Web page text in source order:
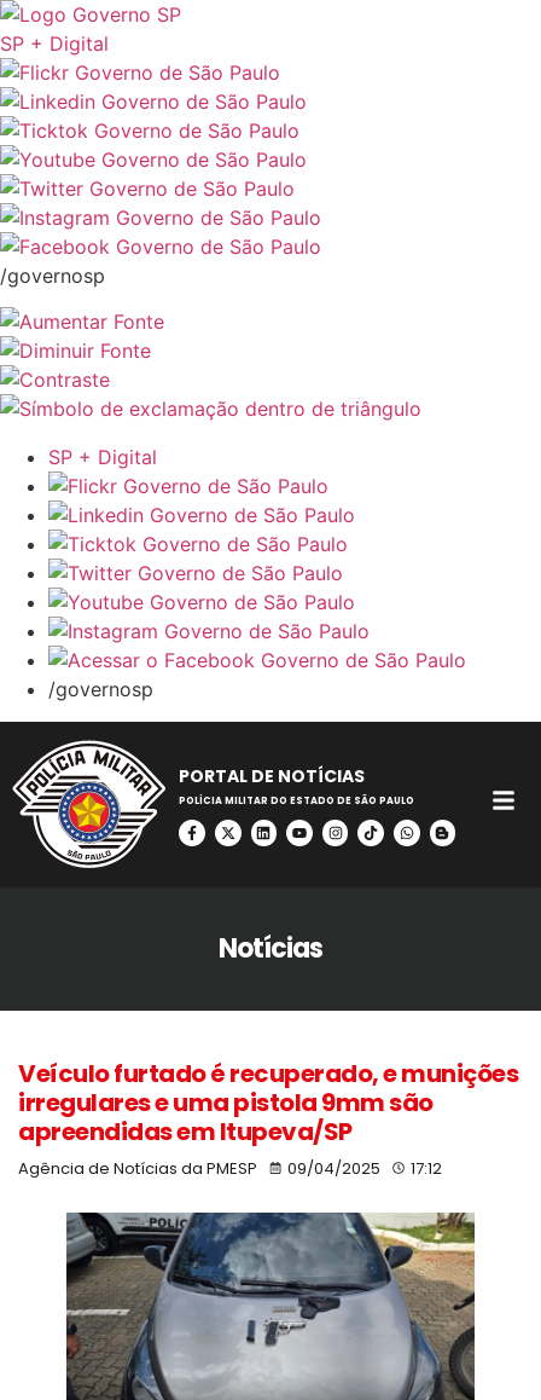
SP + Digital
/governosp
SP + Digital
/governosp
PORTAL DE NOTÍCIAS
POLÍCIA MILITAR DO ESTADO DE SÃO PAULO
Notícias
Veículo furtado é recuperado, e munições
irregulares e uma pistola 9mm são
apreendidas em Itupeva/SP
Agência de Notícias da PMESP 09/04/2025 17:12